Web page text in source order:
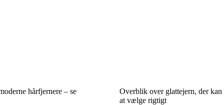
hårfjernere – se
Overblik over glattejern, der
at vælge rigtigt